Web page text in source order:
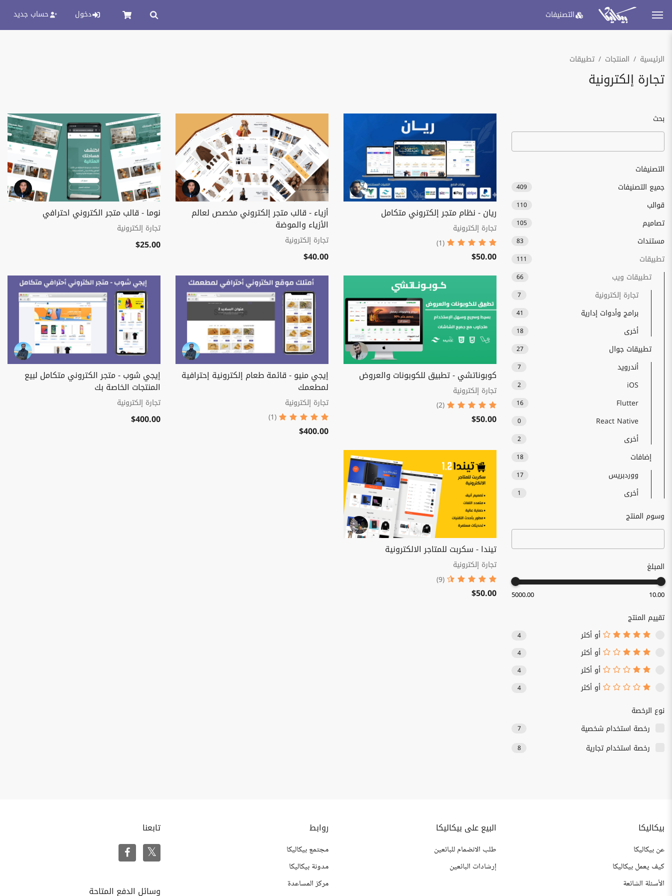
التصنيفات دخول حساب جديد
الرئيسية المنتجات تطبيقات
تجارة إلكترونية
بحث
التصنيفات
جميع التصنيفات
409
قوالب 110
تصاميم 105
مستندات 83
تطبيقات 111
تطبيقات ويب 66
تجارة إلكترونية 7
برامج وأدوات إدارية 41
أخرى 18
تطبيقات جوال 27
أندرويد 7
iOS
2
Flutter
16
React Native
0
أخرى 2
إضافات 18
ووردبريس 17
أخرى 1
وسوم المنتج
المبلغ
10.00
5000.00
تقييم المنتج
أو أكثر
4
أو أكثر 4
أو أكثر 4
أو أكثر 4
نوع الرخصة
رخصة استخدام شخصية
7
رخصة استخدام تجارية 8
ريان - نظام متجر إلكتروني متكامل
تجارة إلكترونية
(1)
$50.00
أزياء - قالب متجر إلكتروني مخصص لعالم
الأزياء والموضة
تجارة إلكترونية
$40.00
نوما - قالب متجر الكتروني احترافي
تجارة إلكترونية
$25.00
كوبوناتشي - تطبيق للكوبونات والعروض
تجارة إلكترونية
(2)
$50.00
إيجي منيو - قائمة طعام إلكترونية إحترافية
لمطعمك
تجارة إلكترونية
(1)
$400.00
إيجي شوب - متجر الكتروني متكامل لبيع
المنتجات الخاصة بك
تجارة إلكترونية
$400.00
تيندا - سكربت للمتاجر الالكترونية
تجارة إلكترونية
(9)
$50.00
بيكاليكا
عن بيكاليكا
كيف يعمل بيكاليكا
الأسئلة الشائعة
البيع على بيكاليكا
طلب الانضمام للبائعين
إرشادات البائعين
روابط
مجتمع بيكاليكا
مدونة بيكاليكا
مركز المساعدة
تابعنا
وسائل الدفع المتاحة